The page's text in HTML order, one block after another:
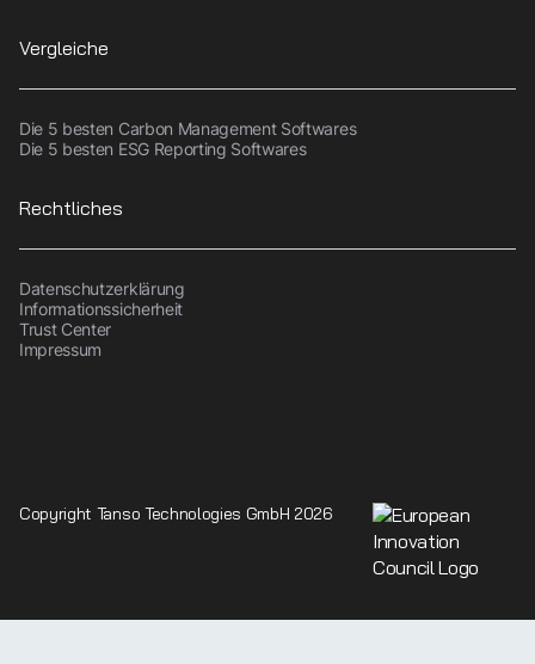
Vergleiche
Die 5 besten Carbon Management Softwares
Die 5 besten ESG Reporting Softwares
Rechtliches
Datenschutzerklärung
Informationssicherheit
Trust Center
Impressum
Copyright Tanso Technologies GmbH 2026